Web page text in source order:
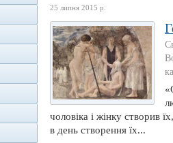
25 липня 2015 р.
чоловіка і жінку створив
в день створення їх...